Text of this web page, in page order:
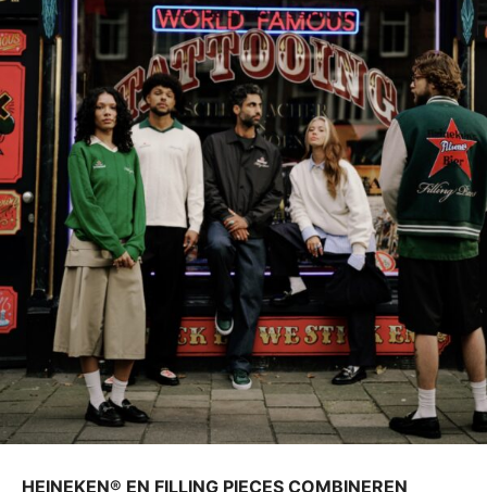
HEINEKEN® EN FILLING PIECES COMBINEREN